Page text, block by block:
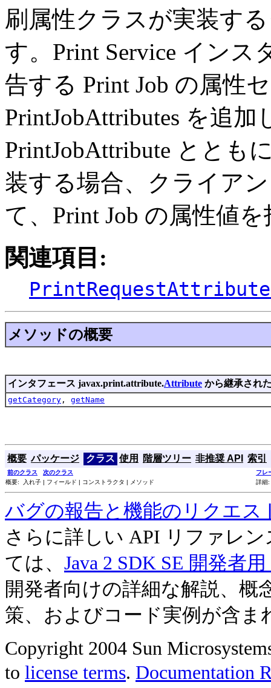
刷属性クラスが実装す
す。Print Service インス
告する Print Job の属性
PrintJobAttributes を追
PrintJobAttribute ととも
装する場合、クライア
て、Print Job の属性値
関連項目:
メソッドの概要
インタフェース javax.print.attribute.Attribute から継承され
getCategory , getName
概要 パッケージ クラス 使用 階層ツリー 非推奨 API 索引
前のクラス 次のクラス
フレ
概要: 入れ子 | フィールド | コンストラクタ | メソッド
詳細
バグの報告と機能のリクエス
さらに詳しい API リファレ
ては、 Java 2 SDK SE 開発者
開発者向けの詳細な解説、概
策、およびコード実例が含ま
Copyright 2004 Sun
to license terms. Documentation